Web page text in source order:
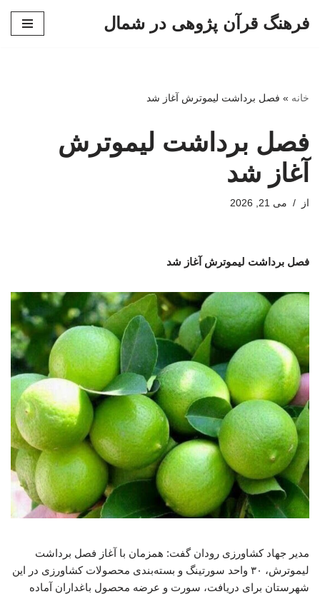
فرهنگ قرآن پژوهی در شمال
خانه » فصل برداشت لیموترش آغاز شد
فصل برداشت لیموترش
آغاز شد
از می 21, 2026
فصل برداشت لیموترش آغاز شد
مدیر جهاد کشاورزی رودان گفت: همزمان با آغاز فصل برداشت
لیموترش، ۳۰ واحد سورتینگ و بسته‌بندی محصولات کشاورزی در این
شهرستان برای دریافت، سورت و عرضه محصول باغداران آماده